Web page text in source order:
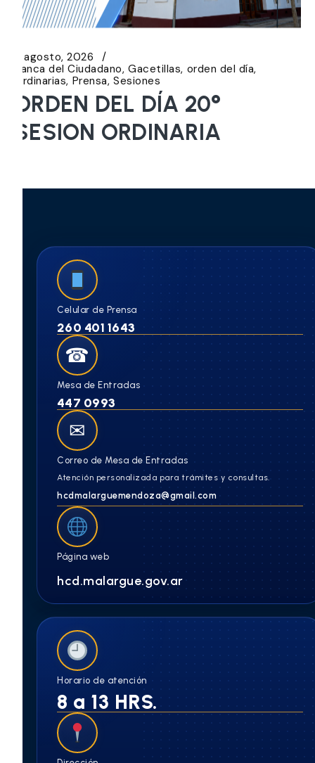
5 agosto, 2026
Banca del Ciudadano Gacetillas orden del día
Ordinarias Prensa Sesiones
ORDEN DEL DÍA 20°
SESION ORDINARIA
Celular de Prensa
260 401 1643
☎
Mesa de Entradas
447 0993
✉
Correo de Mesa de Entradas
Atención personalizada para trámites y consultas.
hcdmalarguemendoza@gmail.com
Página web
hcd.malargue.gov.ar
Horario de atención
8 a 13 HRS.